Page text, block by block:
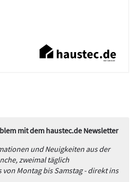
mit dem haustec.de Newsletter
und Neuigkeiten aus der
zweimal täglich
Montag bis Samstag - direkt ins